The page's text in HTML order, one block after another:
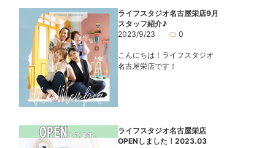
ライフスタジオ名古屋栄店9月
スタッフ紹介♪
2023/9/23
0
こんにちは！ライフスタジオ
名古屋栄店です！
ライフスタジオ名古屋栄店
OPENしました！2023.03